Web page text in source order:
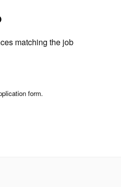
matching the job
form.